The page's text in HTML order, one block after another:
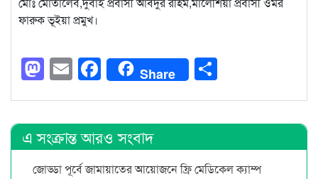
ফারুক ভূইয়া প্রমুখ।
Mastodon
EmailFacebook
Share
এ সংক্রান্ত আরও সংবাদ
জোড্ডা পূর্বে জামায়াতের আয়োজনে ফ্রি মেডিকেল ক্যাম্প